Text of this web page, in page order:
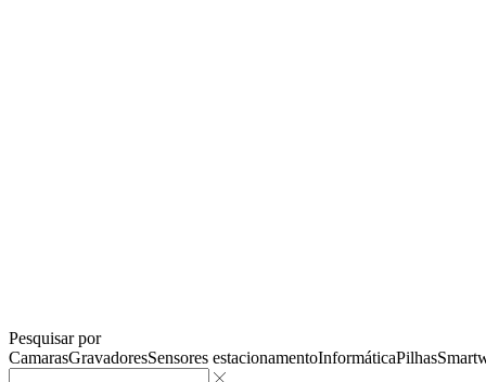
Pesquisar por
CamarasGravadoresSensores estacionamentoInformáticaPilhas